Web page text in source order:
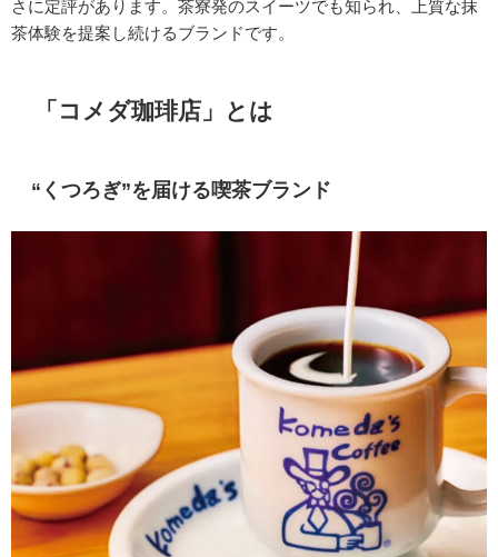
さに定評があります。茶寮発のスイーツでも知られ、上質な抹
茶体験を提案し続けるブランドです。
「コメダ珈琲店」とは
“くつろぎ”を届ける喫茶ブランド